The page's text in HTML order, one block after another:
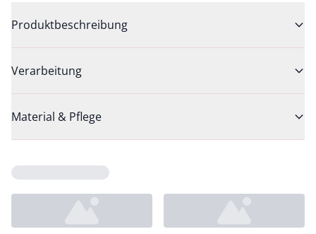
Produktbeschreibung
Verarbeitung
Material & Pflege